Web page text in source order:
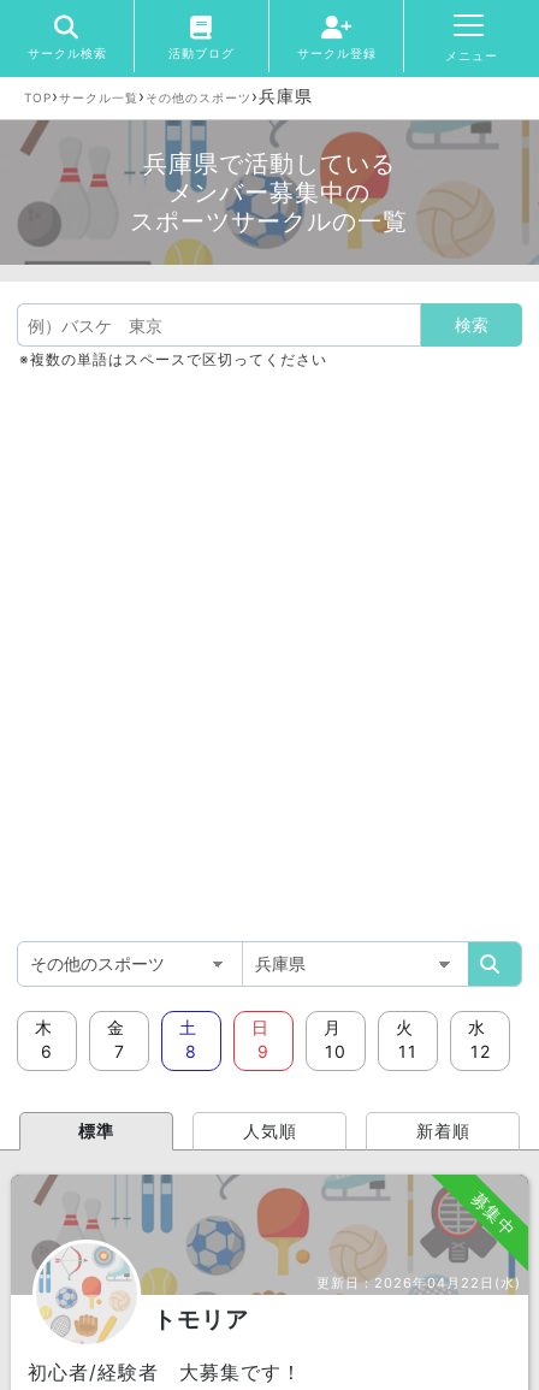
サークル検索 活動ブログ サークル登録 メニュー
TOP›サークル一覧 › その他のスポーツ ›兵庫県
兵庫県で活動している
メンバー募集中の
スポーツサークルの一覧
※複数の単語はスペースで区切ってください
木
6
金
7
土
8
日
9
月
10
火
11
水
12
標準 人気順 新着順
募集中
更新日：2026年04月22日(水)
トモリア
初心者/経験者 大募集です！